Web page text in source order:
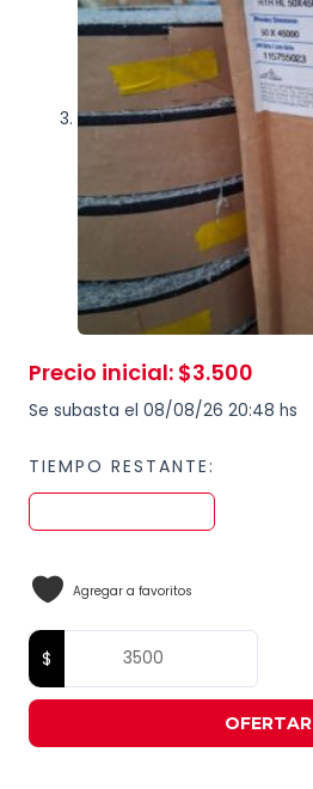
Precio inicial: $3.500
Se subasta el 08/08/26 20:48 hs
TIEMPO RESTANTE:
Agregar a favoritos
OFERTAR